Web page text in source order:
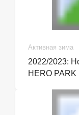
Активная зима
2022/2023:
HERO PARK